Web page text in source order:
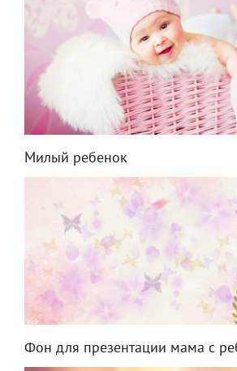
Милый ребенок
Фон для презентации мама с